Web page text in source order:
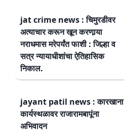
jat crime news : चिमुरडीवर
अत्याचार करून खून करणार्‍या
नराधमास मरेपर्यंत फाशी : जिल्हा व
सत्र न्यायाधीशांचा ऐतिहासिक
निकाल.
jayant patil news : कारखाना
कार्यस्थळावर राजारामबापूंना
अभिवादन